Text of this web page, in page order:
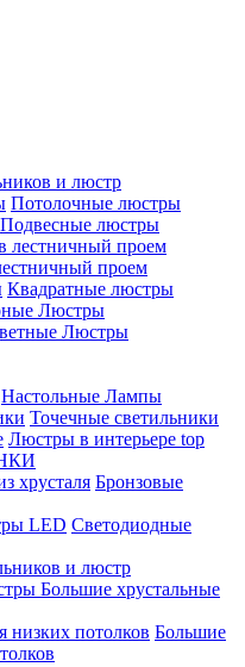
и люстр
Потолочные люстры
Подвесные люстры
проем
Квадратные люстры
Люстры
Люстры
Настольные Лампы
Точечные светильники
Люстры в интерьере top
Бронзовые
Светодиодные
и люстр
Большие хрустальные
Большие